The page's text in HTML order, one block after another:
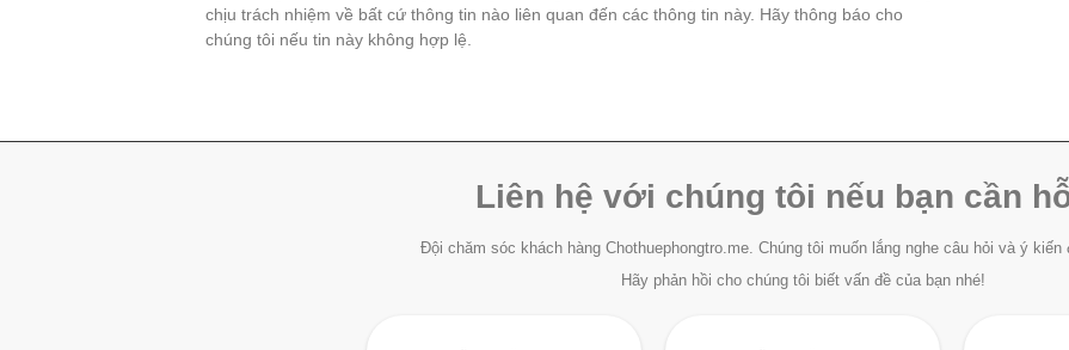
chịu trách nhiệm về bất cứ thông tin nào liên quan đến các thông tin này. Hãy thông báo cho
chúng tôi nếu tin này không hợp lệ.
Liên hệ với chúng tôi nếu bạn cần
Đội chăm sóc khách hàng Chothuephongtro.me. Chúng tôi muốn lắng nghe câu hỏi và ý kiến
Hãy phản hồi cho chúng tôi biết vấn đề của bạn nhé!